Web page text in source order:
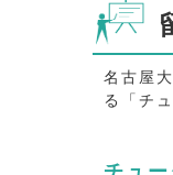
名古屋
る「チ